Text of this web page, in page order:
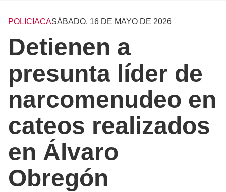
POLICIACASÁBADO, 16 DE MAYO DE 2026
Detienen a
presunta líder de
narcomenudeo en
cateos realizados
en Álvaro
Obregón